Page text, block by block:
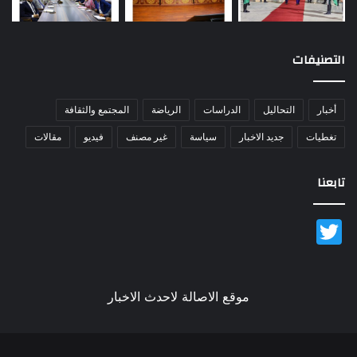
التصنيفات
أخبار التحاليل الدراسات الرياضة المجتمع والثقافة
تغطيات جديد الاخبار سياسة غير مصنف فيديو مقالات
تابعنا
موقع الاصالة لاحدث الاخبار